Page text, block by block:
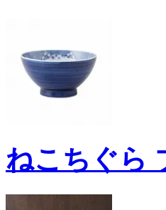
ねこちぐら